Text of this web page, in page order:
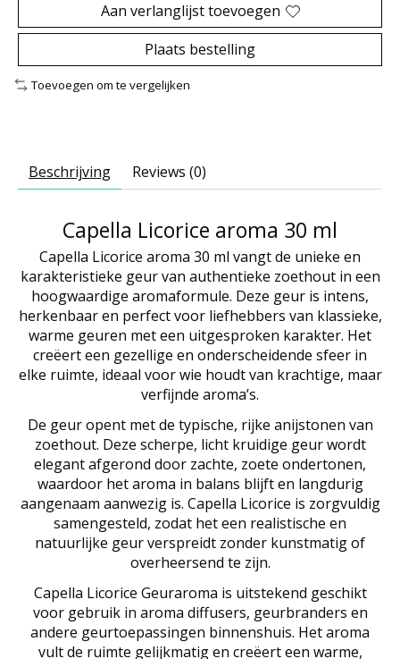
Aan verlanglijst toevoegen
Plaats bestelling
Toevoegen om te vergelijken
Beschrijving Reviews (0)
Capella Licorice aroma 30 ml
Capella Licorice aroma 30 ml vangt de unieke en
karakteristieke geur van authentieke zoethout in een
hoogwaardige aromaformule. Deze geur is intens,
herkenbaar en perfect voor liefhebbers van klassieke,
warme geuren met een uitgesproken karakter. Het
creëert een gezellige en onderscheidende sfeer in
elke ruimte, ideaal voor wie houdt van krachtige, maar
verfijnde aroma’s.
De geur opent met de typische, rijke anijstonen van
zoethout. Deze scherpe, licht kruidige geur wordt
elegant afgerond door zachte, zoete ondertonen,
waardoor het aroma in balans blijft en langdurig
aangenaam aanwezig is. Capella Licorice is zorgvuldig
samengesteld, zodat het een realistische en
natuurlijke geur verspreidt zonder kunstmatig of
overheersend te zijn.
Capella Licorice Geuraroma is uitstekend geschikt
voor gebruik in aroma diffusers, geurbranders en
andere geurtoepassingen binnenshuis. Het aroma
vult de ruimte gelijkmatig en creëert een warme,